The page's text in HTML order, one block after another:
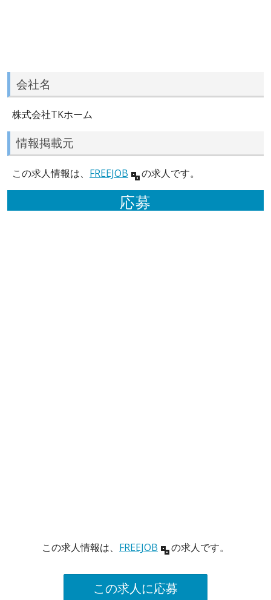
会社名
株式会社TKホーム
情報掲載元
この求人情報は、 FREEJOB の求人です。
応募
この求人情報は、 FREEJOB の求人です。
この求人に応募